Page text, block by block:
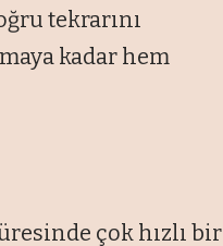
tekrarını
kadar hem
çok hızlı bir